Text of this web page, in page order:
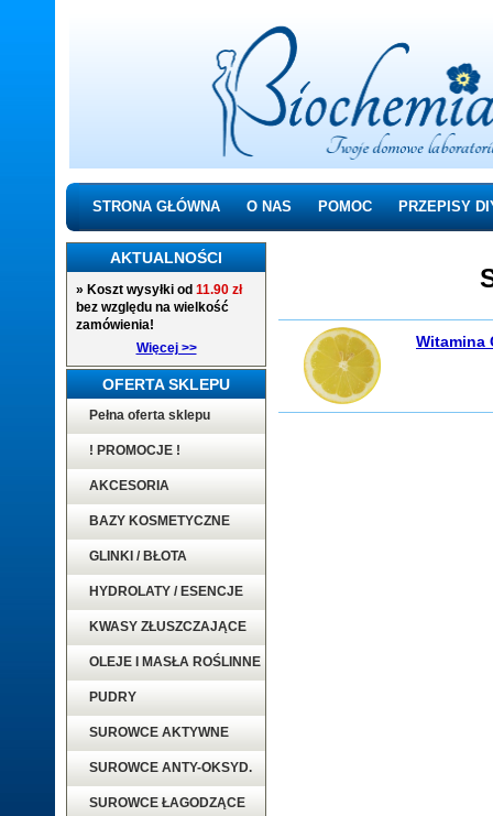
STRONA GŁÓWNA O NAS POMOC PRZEPISY
AKTUALNOŚCI
» Koszt wysyłki od 11.90 zł
bez względu na wielkość
zamówienia!
Więcej >>
OFERTA SKLEPU
Pełna oferta sklepu
! PROMOCJE !
AKCESORIA
BAZY KOSMETYCZNE
GLINKI / BŁOTA
HYDROLATY / ESENCJE
KWASY ZŁUSZCZAJĄCE
OLEJE I MASŁA ROŚLINNE
PUDRY
SUROWCE AKTYWNE
SUROWCE ANTY-OKSYD.
SUROWCE ŁAGODZĄCE
Witamina